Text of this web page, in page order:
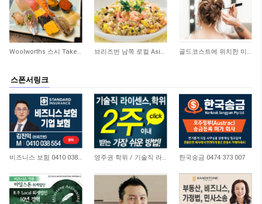
424 Woolworths 스시 Take Away 숍 매매합니다 373 브리즈번 남쪽 로컬 Asian 식당 매매합니다 276 골드코스트에 위치한 미용실 매매합니다
스폰서링크
4,649 비즈니스 보험 0410 038 554 21,174 영주권 학위 / 기술직 라이센스 최소2주안에 받기! (요리, 페인팅, 용접, 차일드케어 등… 10,746
한국송금 0474 373 007